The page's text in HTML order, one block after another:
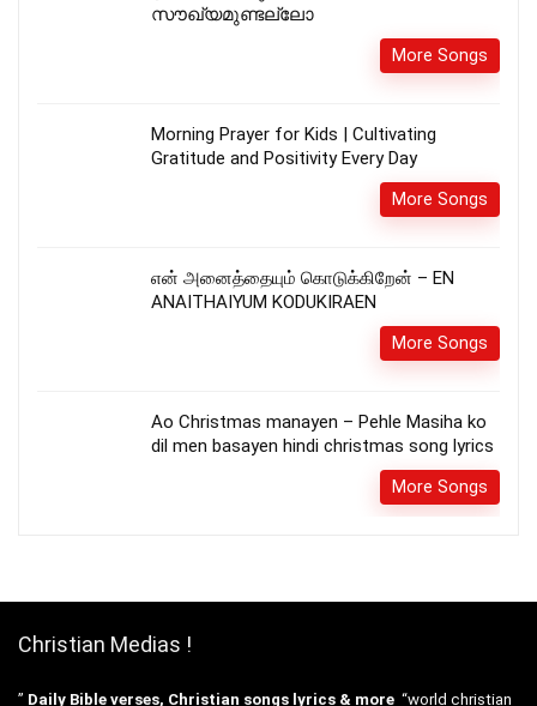
സൗഖ്യമുണ്ടല്ലോ
More Songs
Morning Prayer for Kids | Cultivating
Gratitude and Positivity Every Day
More Songs
என் அனைத்தையும் கொடுக்கிறேன் – EN
ANAITHAIYUM KODUKIRAEN
More Songs
Ao Christmas manayen – Pehle Masiha ko
dil men basayen hindi christmas song lyrics
More Songs
Christian Medias !
” Daily Bible verses, Christian songs lyrics & more “world christian